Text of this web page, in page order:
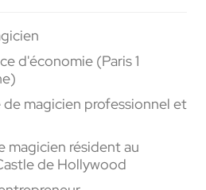
d'économie (Paris 1
de magicien professionnel et
magicien résident au
de Hollywood